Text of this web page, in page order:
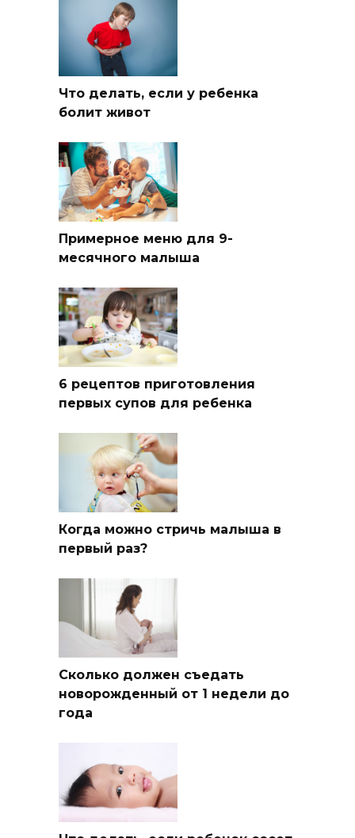
Что делать, если у ребенка
болит живот
Примерное меню для 9-
месячного малыша
6 рецептов приготовления
первых супов для ребенка
Когда можно стричь малыша в
первый раз?
Сколько должен съедать
новорожденный от 1 недели до
года